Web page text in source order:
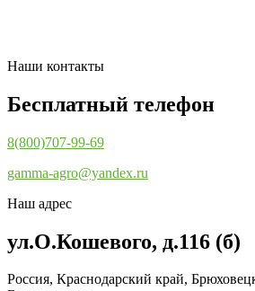
Наши контакты
Бесплатный телефон
8(800)707-99-69
gamma-agro@yandex.ru
Наш адрес
ул.О.Кошевого, д.116 (б)
Россия, Краснодарский край,